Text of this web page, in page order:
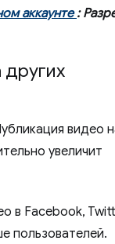
аккаунте:
других
видео
увеличит
в Facebook,
пользователей.